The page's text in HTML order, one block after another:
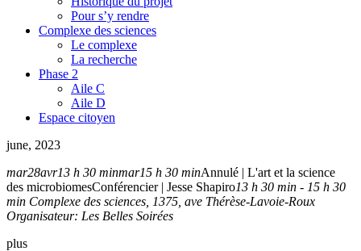
Pour s’y rendre
Complexe des sciences
Le complexe
La recherche
Phase 2
Aile C
Aile D
Espace citoyen
june, 2023
mar28avr13 h 30 minmar15 h 30 minAnnulé | L'art et la science
des microbiomesConférencier | Jesse Shapiro13 h 30 min - 15 h 30
min Complexe des sciences , 1375, ave Thérèse-Lavoie-Roux
Organisateur: Les Belles Soirées
plus